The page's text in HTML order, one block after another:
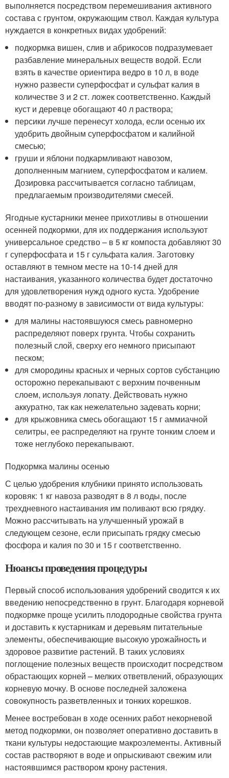
выполняется посредством перемешивания активного
состава с грунтом, окружающим ствол. Каждая культура
нуждается в конкретных видах удобрений:
подкормка вишен, слив и абрикосов подразумевает
разбавление минеральных веществ водой. Если
взять в качестве ориентира ведро в 10 л, в воде
нужно развести суперфосфат и сульфат калия в
количестве 3 и 2 ст. ложек соответственно. Каждый
куст и деревце обогащают 40 л раствора;
персики лучше перенесут холода, если осенью их
удобрить двойным суперфосфатом и калийной
смесью;
груши и яблони подкармливают навозом,
дополненным магнием, суперфосфатом и калием.
Дозировка рассчитывается согласно таблицам,
предлагаемым производителями смесей.
Ягодные кустарники менее прихотливы в отношении
осенней подкормки, для их поддержания используют
универсальное средство – в 5 кг компоста добавляют 30
г суперфосфата и 15 г сульфата калия. Заготовку
оставляют в темном месте на 10-14 дней для
настаивания, указанного количества будет достаточно
для удовлетворения нужд одного куста. Удобрение
вводят по-разному в зависимости от вида культуры:
для малины настоявшуюся смесь равномерно
распределяют поверх грунта. Чтобы сохранить
полезный слой, сверху его немного присыпают
песком;
для смородины красных и черных сортов субстанцию
осторожно перекапывают с верхним почвенным
слоем, используя лопату. Действовать нужно
аккуратно, так как нежелательно задевать корни;
для крыжовника смесь обогащают 15 г аммиачной
селитры, ее распределяют на грунте тонким слоем и
тоже неглубоко перекапывают.
Подкормка малины осенью
С целью удобрения клубники принято использовать
коровяк: 1 кг навоза разводят в 8 л воды, после
трехдневного настаивания им поливают всю грядку.
Можно рассчитывать на улучшенный урожай в
следующем сезоне, если присыпать грядку смесью
фосфора и калия по 30 и 15 г соответственно.
Нюансы проведения процедуры
Первый способ использования удобрений сводится к их
введению непосредственно в грунт. Благодаря корневой
подкормке проще усилить плодородные свойства грунта
и доставить к кустарникам и деревьям питательные
элементы, обеспечивающие высокую урожайность и
здоровое развитие растений. В таких условиях
поглощение полезных веществ происходит посредством
обрастающих корней – мелких ответвлений, образующих
корневую мочку. В основе последней заложена
совокупность разветвленных и тонких корешков.
Менее востребован в ходе осенних работ некорневой
метод подкормки, он позволяет оперативно доставить в
ткани культуры недостающие макроэлементы. Активный
состав растворяют в воде и опрыскивают свежим или
настоявшимся раствором крону растения.